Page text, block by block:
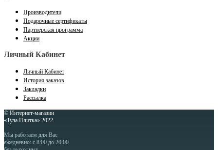
Производители
Подарочные сертификаты
Партнёрская программа
Акции
Личный Кабинет
Личный Кабинет
История заказов
Закладки
Рассылка
© Интернет-магазин
«Тула Плитка» 2022
Мы работаем для Вас
ежедневно: с 8:00 до 20:00